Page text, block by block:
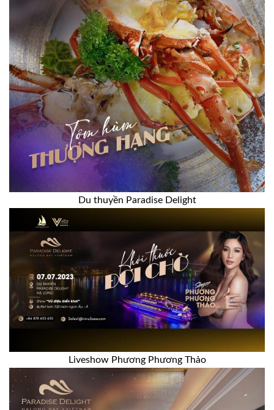
Du thuyền Paradise Delight
Liveshow Phương Phương Thảo